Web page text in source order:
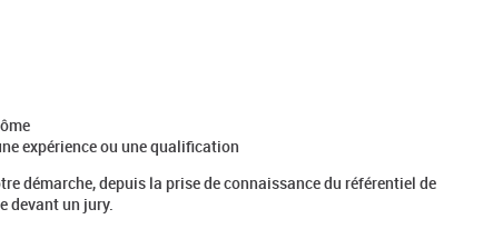
expérience ou une qualification
démarche, depuis la prise de connaissance du référentiel de
devant un jury.